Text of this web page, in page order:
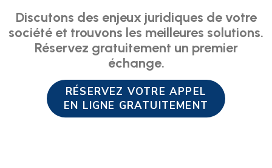
Discutons des enjeux juridiques de votre
société et trouvons les meilleures solutions.
Réservez gratuitement un premier
échange.
RÉSERVEZ VOTRE APPEL
EN LIGNE GRATUITEMENT